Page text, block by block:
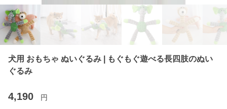
犬用 おもちゃ ぬいぐるみ | もぐもぐ遊べる長四肢のぬい
ぐるみ
4,190 円